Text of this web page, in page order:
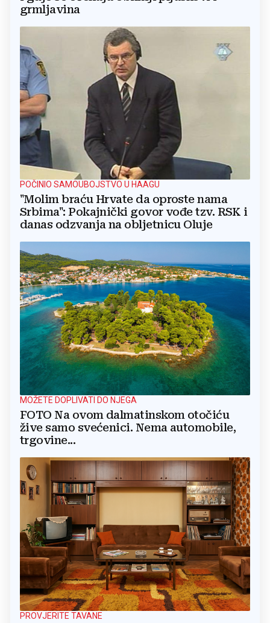
grmljavina
POČINIO SAMOUBOJSTVO U HAAGU
"Molim braću Hrvate da oproste nama
Srbima": Pokajnički govor vođe tzv. RSK i
danas odzvanja na obljetnicu Oluje
MOŽETE DOPLIVATI DO NJEGA
FOTO Na ovom dalmatinskom otočiću
žive samo svećenici. Nema automobile,
trgovine...
PROVJERITE TAVANE